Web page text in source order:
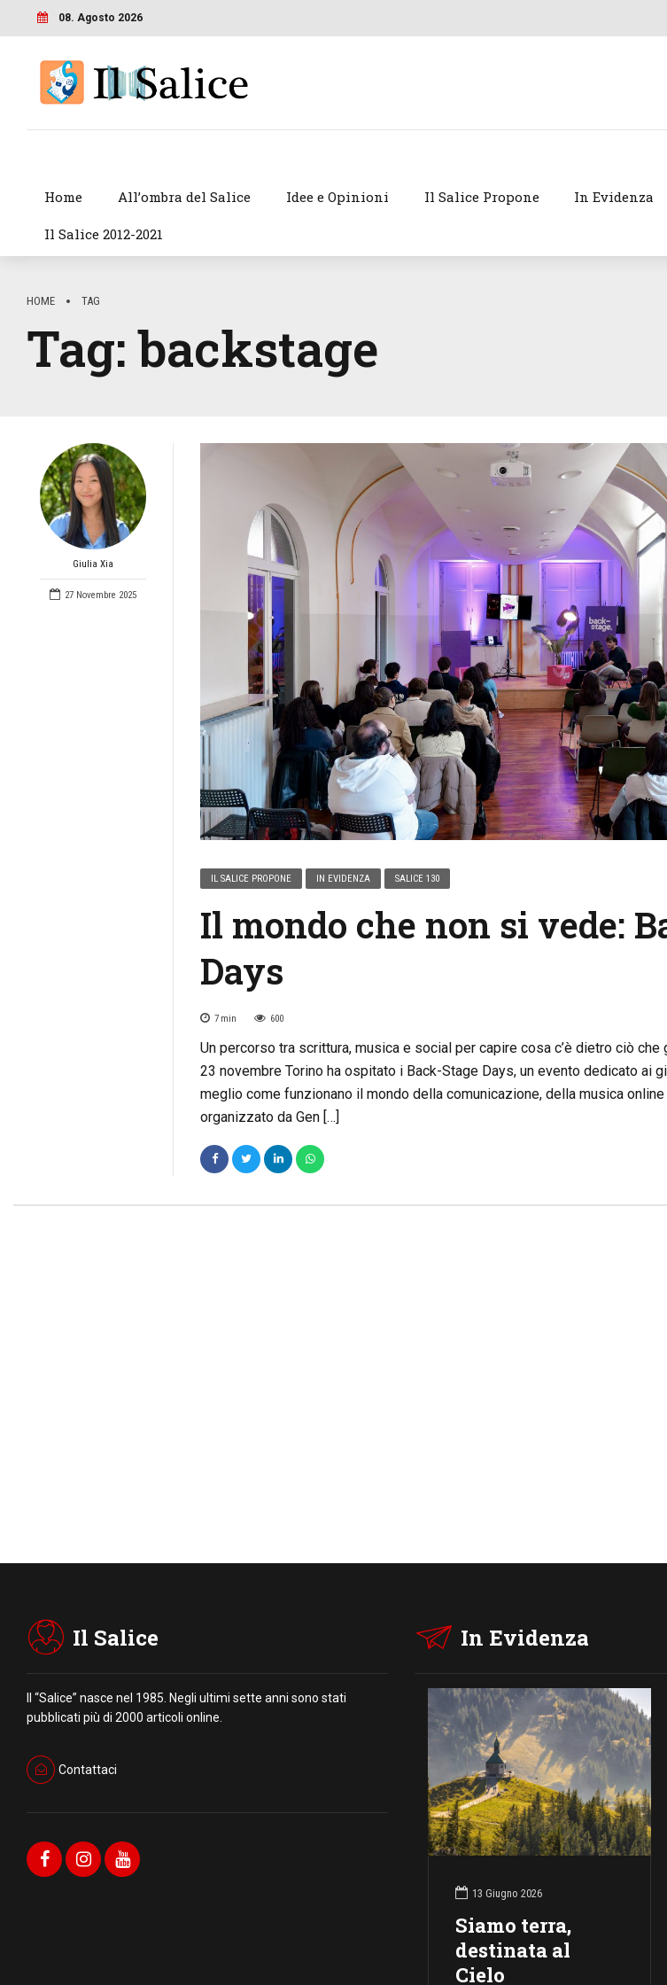
08. Agosto 2026
Home All’ombra del Salice Idee e Opinioni Il Salice Propone In Evidenza
Il Salice 2012-2021
HOME TAG
Tag:backstage
Giulia Xia
27 Novembre 2025
IL SALICE PROPONE IN EVIDENZA SALICE 130
Il mondo che non si vede:
Days
7 min 600
Un percorso tra scrittura, musica e social per capire cosa c’è dietro ciò
23 novembre Torino ha ospitato i Back-Stage Days, un evento dedicato ai
meglio come funzionano il mondo della comunicazione, della musica
organizzato da Gen […]
Il Salice
Il “Salice” nasce nel 1985. Negli ultimi sette anni sono stati
pubblicati più di 2000 articoli online.
Contattaci
In Evidenza
13 Giugno 2026
Siamo terra,
destinata al
Cielo